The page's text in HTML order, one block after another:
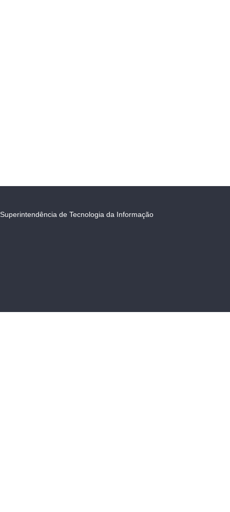
Superintendência de Tecnologia da Informação